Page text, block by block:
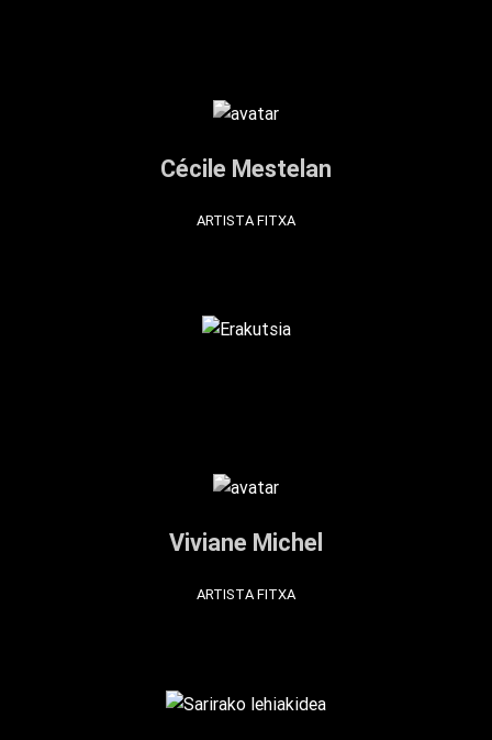
Cécile Mestelan
ARTISTA FITXA
Viviane Michel
ARTISTA FITXA